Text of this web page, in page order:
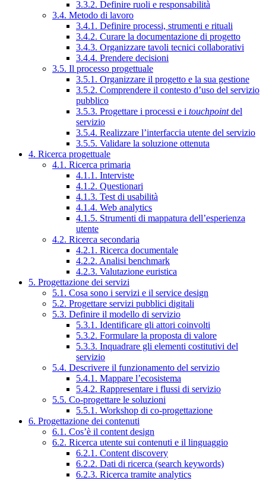
3.3.2. Definire ruoli e responsabilità
3.4. Metodo di lavoro
3.4.1. Definire processi, strumenti e rituali
3.4.2. Curare la documentazione di progetto
3.4.3. Organizzare tavoli tecnici collaborativi
3.4.4. Prendere decisioni
3.5. Il processo progettuale
3.5.1. Organizzare il progetto e la sua gestione
3.5.2. Comprendere il contesto d’uso del servizio
pubblico
3.5.3. Progettare i processi e i touchpointdel
servizio
3.5.4. Realizzare l’interfaccia utente del servizio
3.5.5. Validare la soluzione ottenuta
4. Ricerca progettuale
4.1. Ricerca primaria
4.1.1. Interviste
4.1.2. Questionari
4.1.3. Test di usabilità
4.1.4. Web analytics
4.1.5. Strumenti di mappatura dell’esperienza
utente
4.2. Ricerca secondaria
4.2.1. Ricerca documentale
4.2.2. Analisi benchmark
4.2.3. Valutazione euristica
5. Progettazione dei servizi
5.1. Cosa sono i servizi e il service design
5.2. Progettare servizi pubblici digitali
5.3. Definire il modello di servizio
5.3.1. Identificare gli attori coinvolti
5.3.2. Formulare la proposta di valore
5.3.3. Inquadrare gli elementi costitutivi del
servizio
5.4. Descrivere il funzionamento del servizio
5.4.1. Mappare l’ecosistema
5.4.2. Rappresentare i flussi di servizio
5.5. Co-progettare le soluzioni
5.5.1. Workshop di co-progettazione
6. Progettazione dei contenuti
6.1. Cos’è il content design
6.2. Ricerca utente sui contenuti e il linguaggio
6.2.1. Content discovery
6.2.2. Dati di ricerca (search keywords)
6.2.3. Ricerca tramite analytics